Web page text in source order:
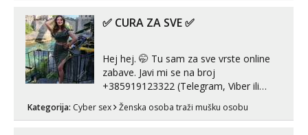
✅ CURA ZA SVE ✅
Hej hej. 🤭 Tu sam za sve vrste online
zabave. Javi mi se na broj
+385919123322 (Telegram, Viber ili
Whatsapp). 🤙 NE javljaj se na uzivo.
Hvala.
Kategorija: Cyber sex Ženska osoba traži mušku osobu